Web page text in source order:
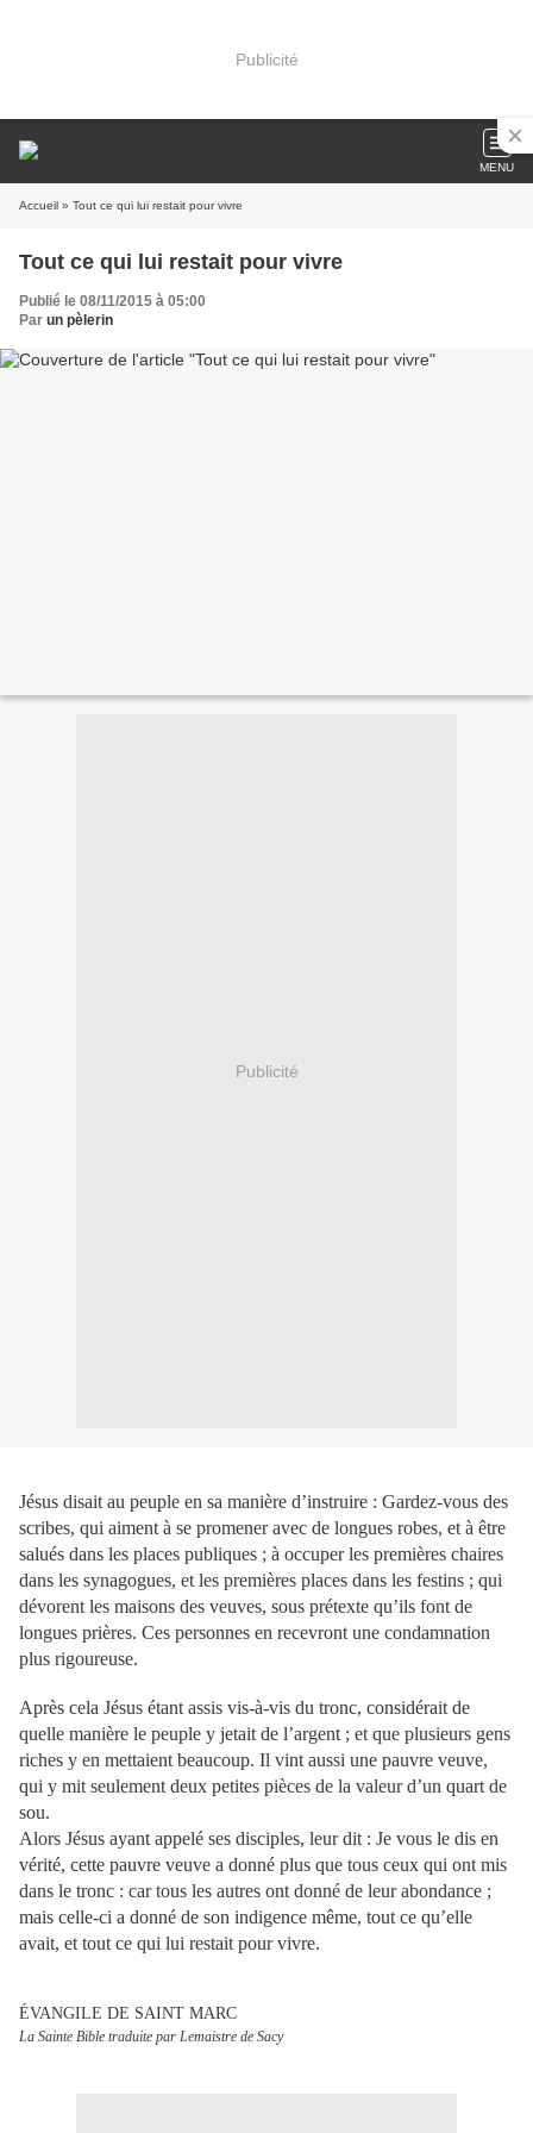
Publicité
MENU
Accueil » Tout ce qui lui restait pour vivre
Tout ce qui lui restait pour vivre
Publié le 08/11/2015 à 05:00
Par un pèlerin
Publicité
Jésus disait au peuple en sa manière d’instruire : Gardez-vous des
scribes, qui aiment à se promener avec de longues robes, et à être
salués dans les places publiques ; à occuper les premières chaires
dans les synagogues, et les premières places dans les festins ; qui
dévorent les maisons des veuves, sous prétexte qu’ils font de
longues prières. Ces personnes en recevront une condamnation
plus rigoureuse.
Après cela Jésus étant assis vis-à-vis du tronc, considérait de
quelle manière le peuple y jetait de l’argent ; et que plusieurs gens
riches y en mettaient beaucoup. Il vint aussi une pauvre veuve,
qui y mit seulement deux petites pièces de la valeur d’un quart de
sou.
Alors Jésus ayant appelé ses disciples, leur dit : Je vous le dis en
vérité, cette pauvre veuve a donné plus que tous ceux qui ont mis
dans le tronc : car tous les autres ont donné de leur abondance ;
mais celle-ci a donné de son indigence même, tout ce qu’elle
avait, et tout ce qui lui restait pour vivre.
ÉVANGILE DE SAINT MARC
La Sainte Bible traduite par Lemaistre de Sacy